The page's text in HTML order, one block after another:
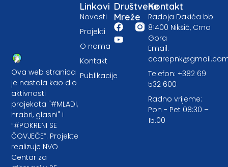
Ova web stranica
je nastala kao dio
aktivnosti
projekata "#MLADI,
hrabri, glasni" i
“#POKRENI SE
ČOVJEČE”. Projekte
realizuje NVO
Centar za
Društvene
Mreže
Linkovi
Novosti
Projekti
O nama
Kontakt
Publikacije
Kontakt
Radoja Dakića bb
81400 Nikšić, Crna
Gora
Email:
Telefon: +382 69
532 600
Radno vrijeme:
Pon - Pet 08:30 –
15:00